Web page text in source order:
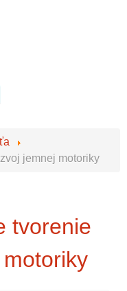
jemnej motoriky
tvorenie